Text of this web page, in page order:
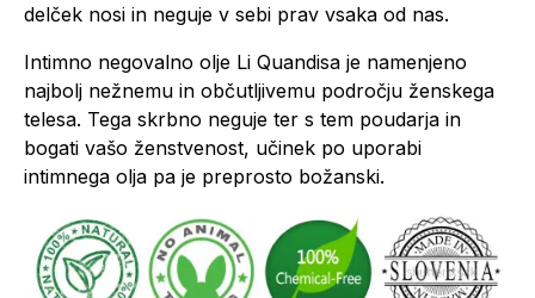
delček nosi in neguje v sebi prav vsaka od nas.
Intimno negovalno olje Li Quandisa je namenjeno
najbolj nežnemu in občutljivemu področju ženskega
telesa. Tega skrbno neguje ter s tem poudarja in
bogati vašo ženstvenost, učinek po uporabi
intimnega olja pa je preprosto božanski.